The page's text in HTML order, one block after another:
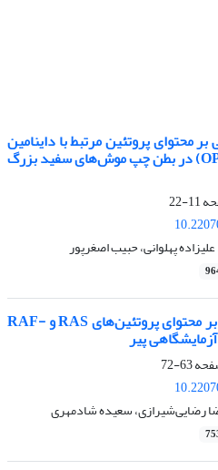
محتوای پروتئین‌ مرتبط با داینامین
1 (DRP1) و آتروفی اپتیک 1 (OPA1) در بطن چپ موش‌های سفید بزرگ
11-22
پهلوانی، حبیب اصغرپور
تاثیر هشت هفته تمرین مقاومتی بر محتوای پروتئین‌های RAS و RAF-
63-72
رضایی‌شیرازی، سعیده شادمهری